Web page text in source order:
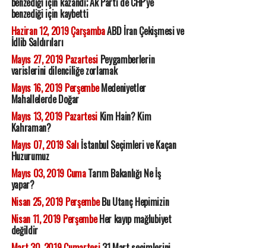
benzediği için kaybetti
Haziran 12, 2019 ÇarşambaABD İran Çekişmesi ve
İdlib Saldırıları
Mayıs 27, 2019 PazartesiPeygamberlerin
varislerini dilenciliğe zorlamak
Mayıs 16, 2019 PerşembeMedeniyetler
Mahallelerde Doğar
Mayıs 13, 2019 PazartesiKim Hain? Kim
Kahraman?
Mayıs 07, 2019 Salıİstanbul Seçimleri ve Kaçan
Huzurumuz
Mayıs 03, 2019 CumaTarım Bakanlığı Ne İş
yapar?
Nisan 25, 2019 PerşembeBu Utanç Hepimizin
Nisan 11, 2019 PerşembeHer kayıp mağlubiyet
değildir